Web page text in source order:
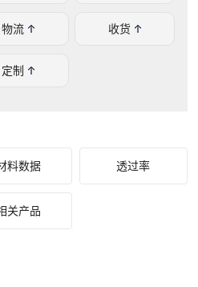
物流 收货
定制
料数据 透过率
关产品